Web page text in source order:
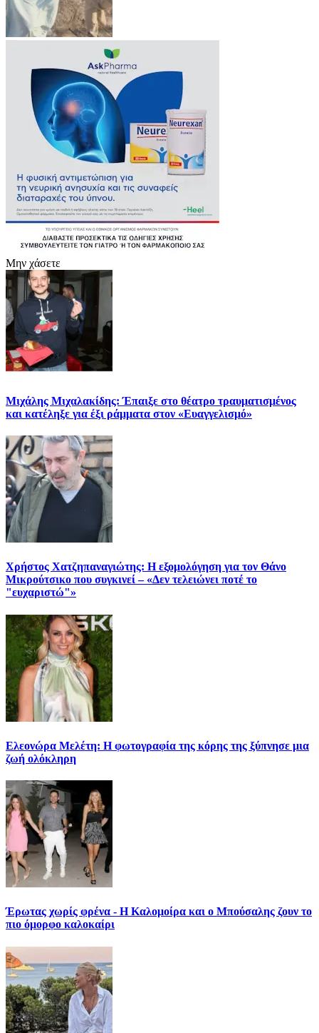
Μην χάσετε
Μιχάλης Μιχαλακίδης: Έπαιξε στο θέατρο τραυματισμένος
και κατέληξε για έξι ράμματα στον «Ευαγγελισμό»
Χρήστος Χατζηπαναγιώτης: Η εξομολόγηση για τον Θάνο
Μικρούτσικο που συγκινεί – «Δεν τελειώνει ποτέ το
"ευχαριστώ"»
Ελεονώρα Μελέτη: Η φωτογραφία της κόρης της ξύπνησε μια
ζωή ολόκληρη
Έρωτας χωρίς φρένα - Η Καλομοίρα και ο Μπούσαλης ζουν το
πιο όμορφο καλοκαίρι